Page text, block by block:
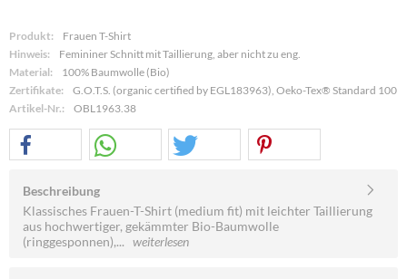
Produkt:
Frauen T-Shirt
Hinweis:
Femininer Schnitt mit Taillierung, aber nicht zu eng.
Material:
100% Baumwolle (Bio)
Zertifikate:
G.O.T.S. (organic certified by EGL183963), Oeko-Tex® Standard 100
Artikel-Nr.:
OBL1963.38
Beschreibung
Klassisches Frauen-T-Shirt (medium fit) mit leichter Taillierung
aus hochwertiger, gekämmter Bio-Baumwolle
(ringgesponnen),... weiterlesen